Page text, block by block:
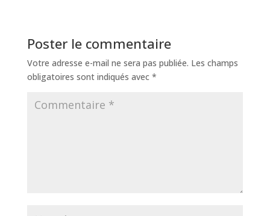
Poster le commentaire
Votre adresse e-mail ne sera pas publiée. Les champs
obligatoires sont indiqués avec *